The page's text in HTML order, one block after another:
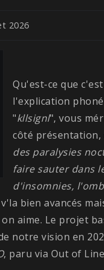
2026
Qu'est-ce que
l'explication
"kllsignl", vous
côté présentation,
des paralysies
faire sauter dans
d'insomnies,
v'la bien avancés
aime. Le projet
notre vision en
, paru via Out of